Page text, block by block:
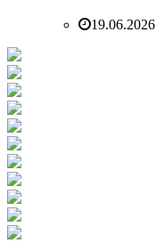
19.06.2026